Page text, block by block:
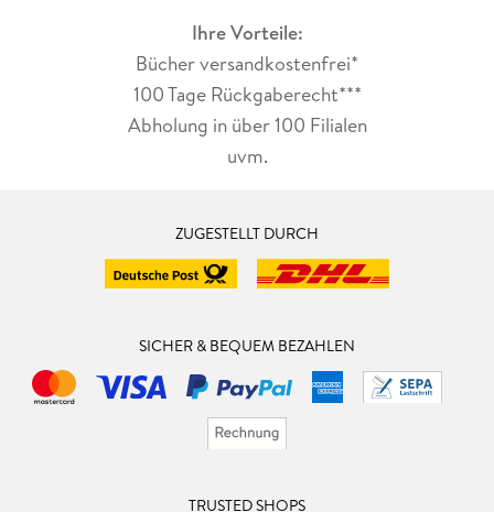
Ihre Vorteile:
Bücher versandkostenfrei*
100 Tage Rückgaberecht***
Abholung in über 100 Filialen
uvm.
ZUGESTELLT DURCH
SICHER & BEQUEM BEZAHLEN
TRUSTED SHOPS